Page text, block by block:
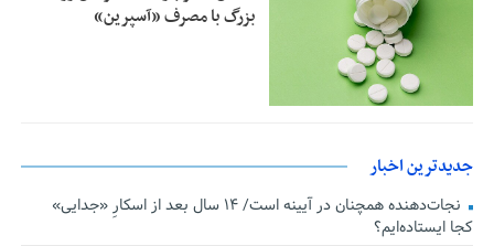
بزرگ با مصرف «آسپرین»
جدیدترین اخبار
نجات‌دهنده‌ همچنان در آیینه است/ ۱۴ سال بعد از اسکارِ «جدایی»
کجا ایستاده‌ایم؟